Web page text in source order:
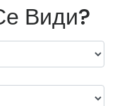
Види?